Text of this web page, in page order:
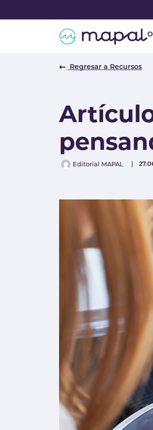
Regresar a Recursos
AuthorEditorial MAPAL